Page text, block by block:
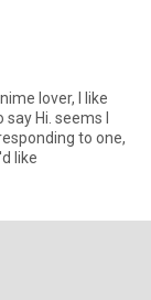
lover, I like
I
to one,
like